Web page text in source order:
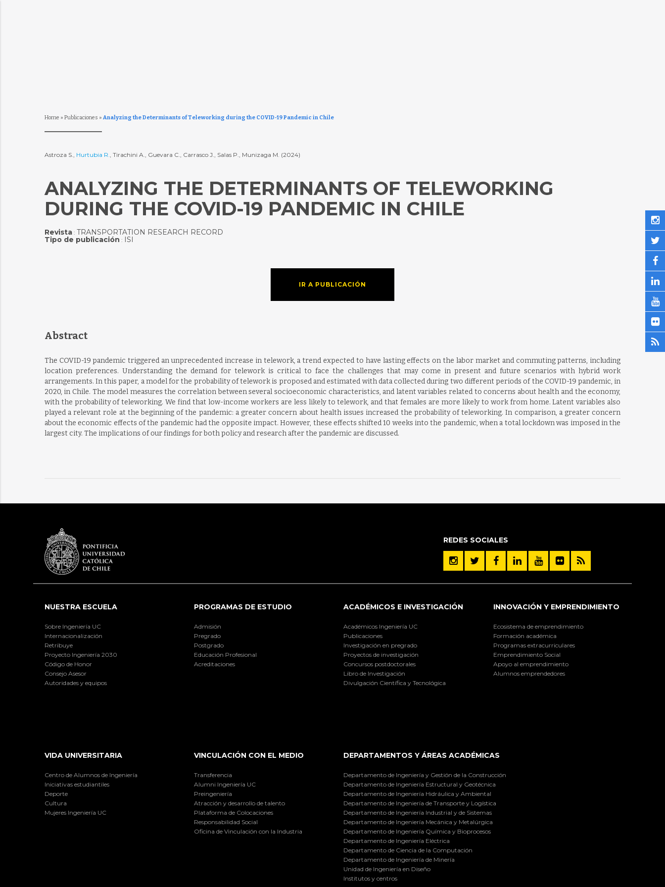
Home » Publicaciones » Analyzing the Determinants of Teleworking during the COVID-19 Pandemic in Chile
Astroza S., Hurtubia R., Tirachini A., Guevara C., Carrasco J., Salas P., Munizaga M. (2024)
ANALYZING THE DETERMINANTS OF TELEWORKING
DURING THE COVID-19 PANDEMIC IN CHILE
Revista: TRANSPORTATION RESEARCH RECORD
Tipo de publicación : ISI
IR A PUBLICACIÓN
Abstract
The COVID-19 pandemic triggered an unprecedented increase in telework, a trend expected to have lasting effects on the labor market and commuting patterns, including
location preferences. Understanding the demand for telework is critical to face the challenges that may come in present and future scenarios with hybrid work
arrangements. In this paper, a model for the probability of telework is proposed and estimated with data collected during two different periods of the COVID-19 pandemic, in
2020, in Chile. The model measures the correlation between several socioeconomic characteristics, and latent variables related to concerns about health and the economy,
with the probability of teleworking. We find that low-income workers are less likely to telework, and that females are more likely to work from home. Latent variables also
played a relevant role at the beginning of the pandemic: a greater concern about health issues increased the probability of teleworking. In comparison, a greater concern
about the economic effects of the pandemic had the opposite impact. However, these effects shifted 10 weeks into the pandemic, when a total lockdown was imposed in the
largest city. The implications of our findings for both policy and research after the pandemic are discussed.
REDES SOCIALES
NUESTRA ESCUELA
Sobre Ingeniería UC
Internacionalización
Retribuye
Proyecto Ingeniería 2030
Código de Honor
Consejo Asesor
Autoridades y equipos
PROGRAMAS DE ESTUDIO
Admisión
Pregrado
Postgrado
Educación Profesional
Acreditaciones
ACADÉMICOS E INVESTIGACIÓN
Académicos Ingeniería UC
Publicaciones
Investigación en pregrado
Proyectos de investigación
Concursos postdoctorales
Libro de Investigación
Divulgación Científica y Tecnológica
INNOVACIÓN Y EMPRENDIMIENTO
Ecosistema de emprendimiento
Formación académica
Programas extracurriculares
Emprendimiento Social
Apoyo al emprendimiento
Alumnos emprendedores
VIDA UNIVERSITARIA
Centro de Alumnos de Ingeniería
Iniciativas estudiantiles
Deporte
Cultura
Mujeres Ingeniería UC
VINCULACIÓN CON EL MEDIO
Transferencia
Alumni Ingeniería UC
Preingeniería
Atracción y desarrollo de talento
Plataforma de Colocaciones
Responsabilidad Social
Oficina de Vinculación con la Industria
DEPARTAMENTOS Y ÁREAS ACADÉMICAS
Departamento de Ingeniería y Gestión de la Construcción
Departamento de Ingeniería Estructural y Geotécnica
Departamento de Ingeniería Hidráulica y Ambiental
Departamento de Ingeniería de Transporte y Logística
Departamento de Ingeniería Industrial y de Sistemas
Departamento de Ingeniería Mecánica y Metalúrgica
Departamento de Ingeniería Química y Bioprocesos
Departamento de Ingeniería Eléctrica
Departamento de Ciencia de la Computación
Departamento de Ingeniería de Minería
Unidad de Ingeniería en Diseño
Institutos y centros